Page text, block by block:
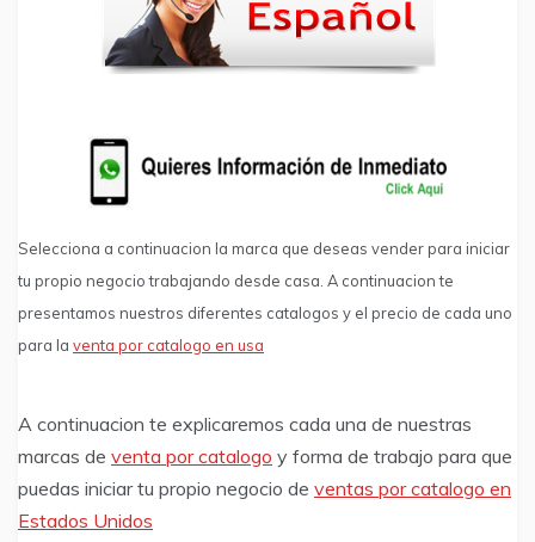
Selecciona a continuacion la marca que deseas vender para iniciar
tu propio negocio trabajando desde casa. A continuacion te
presentamos nuestros diferentes catalogos y el precio de cada uno
para la venta por catalogo en usa
A continuacion te explicaremos cada una de nuestras
marcas de venta por catalogo y forma de trabajo para que
puedas iniciar tu propio negocio de ventas por catalogo en
Estados Unidos